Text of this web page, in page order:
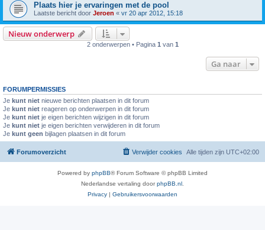
Plaats hier je ervaringen met de pool
Laatste bericht door Jeroen « vr 20 apr 2012, 15:18
Nieuw onderwerp
2 onderwerpen • Pagina 1 van 1
Ga naar
FORUMPERMISSIES
Je kunt niet nieuwe berichten plaatsen in dit forum
Je kunt niet reageren op onderwerpen in dit forum
Je kunt niet je eigen berichten wijzigen in dit forum
Je kunt niet je eigen berichten verwijderen in dit forum
Je kunt geen bijlagen plaatsen in dit forum
Forumoverzicht Alle tijden zijn UTC+02:00
Verwijder cookies
Powered by phpBB® Forum Software © phpBB Limited
Nederlandse vertaling doorphpBB.nl
Privacy | Gebruikersvoorwaarden